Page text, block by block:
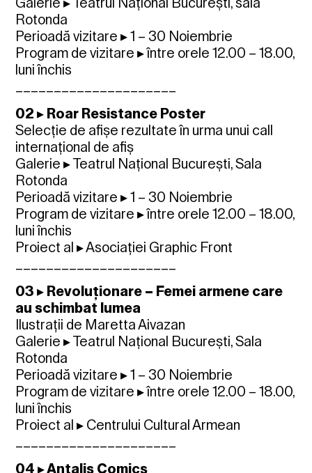
Rotonda
Perioadă vizitare ▸ 1 – 30 Noiembrie
Program de vizitare ▸ între orele 12.00 – 18.00,
luni închis
02 ▸ Roar Resistance Poster
Selecție de afișe rezultate în urma unui call
internațional de afiș
Galerie ▸ Teatrul Național București, Sala
Rotonda
Perioadă vizitare ▸ 1 – 30 Noiembrie
Program de vizitare ▸ între orele 12.00 – 18.00,
luni închis
Proiect al ▸ Asociației Graphic Front
03 ▸ Revoluționare – Femei armene care
au schimbat lumea
Ilustrații de Maretta Aivazan
Galerie ▸ Teatrul Național București, Sala
Rotonda
Perioadă vizitare ▸ 1 – 30 Noiembrie
Program de vizitare ▸ între orele 12.00 – 18.00,
luni închis
Proiect al ▸ Centrului Cultural Armean
04 ▸ Antalis Comics